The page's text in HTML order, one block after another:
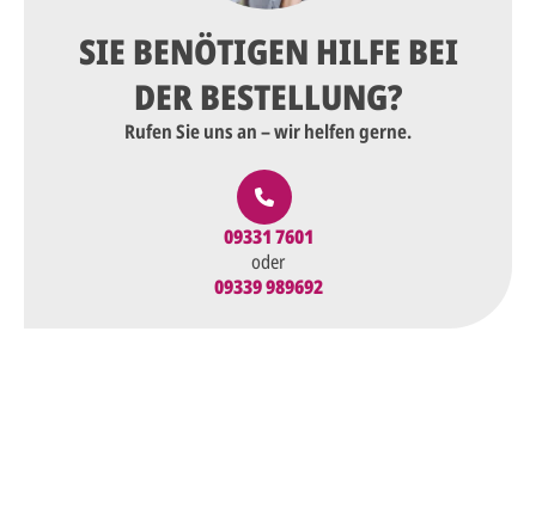
SIE BENÖTIGEN HILFE BEI
DER BESTELLUNG?
Rufen Sie uns an – wir helfen gerne.
09331 7601
oder
09339 989692